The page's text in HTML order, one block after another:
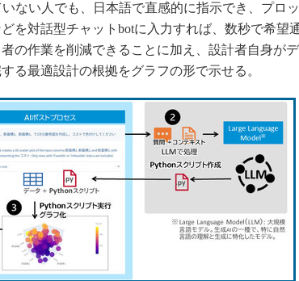
知財マネジメント
海外生産
グローバル設計・開発
制御セキュリティ
新型コロナへの対応
ない人でも、日本語で直感的に指示でき、プロッ
を対話型チャットbotに入力すれば、数秒で希望
の作業を削減できることに加え、設計者自身が
る最適設計の根拠をグラフの形で示せる。